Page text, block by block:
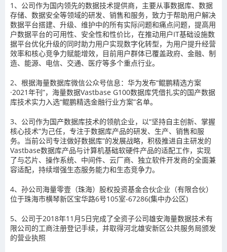
1、公司作为国内领先的数据技术提供商，主要从事数据库、数据
存储、数据安全等领域的研发、销售和服务，致力于帮助用户解决
数据平台搭建、升级、维护中的所有实际问题和痛点问题，提高用
户数据平台的可用性、安全性和性价比，在推动用户IT基础设施数
据平台优化升级的同时助力用户实现数字化转型，为用户提升经营
效率和核心竞争力赋能增效，目前用户群体已覆盖政府、金融、制
造、能源、电信、交通、医疗等多个重点行业。
2、根据海量数据库微信公众号信息：华为发布“鲲鹏精选方案
·2021年刊”，海量数据Vastbase G100数据库凭借扎实的国产数据
库技术实力入选“鲲鹏精选金融行业方案”名单。
3、公司作为国产数据库技术的领航企业，以“坚持自主创新、掌握
核心技术”为己任，专注于数据库产品的研发、生产、销售和服
务。当前公司专注做好数据库”的发展战略，积极推进自主研发的
Vastbase数据库产品与计算机基础软硬件产品的适配工作，实现
了与芯片、操作系统、中间件、云厂商、独立软件开发商的全面兼
容适配，持续增强生态服务能力和生态竞争力。
4、孙公司海量零壹（珠海）股权投资基金合伙企业（有限合伙）
位于珠海市横琴新区宝华路6号105室-67286(集中办公区)
5、公司于2018年11月5日完成了全资子公司雄安海量数据技术有
限公司的工商注册登记手续，并取得河北雄安新区公共服务局颁发
的营业执照